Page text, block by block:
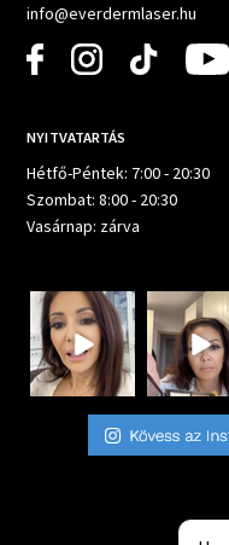
info@everdermlaser.hu
NYITVATARTÁS
Hétfő-Péntek: 7:00 - 20:30
Szombat: 8:00 - 20:30
Vasárnap: zárva